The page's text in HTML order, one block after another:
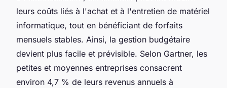
leurs coûts liés à l'achat et à l'entretien de matériel
informatique, tout en bénéficiant de forfaits
mensuels stables. Ainsi, la gestion budgétaire
devient plus facile et prévisible. Selon Gartner, les
petites et moyennes entreprises consacrent
environ 4,7 % de leurs revenus annuels à